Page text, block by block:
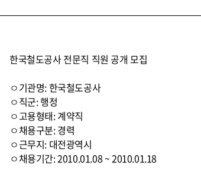
한국철도공사 전문직 직원 공개 모집
ㅇ기관명: 한국철도공사
ㅇ직군: 행정
ㅇ고용형태: 계약직
ㅇ채용구분: 경력
ㅇ근무지: 대전광역시
ㅇ채용기간: 2010.01.08 ~ 2010.01.18